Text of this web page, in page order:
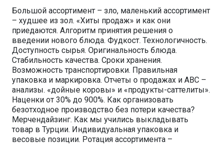
Большой ассортимент – зло, маленький ассортимент
– худшее из зол. «Хиты продаж» и как они
приедаются. Алгоритм принятия решения о
введении нового блюда. Фудкост. Технологичность.
Доступность сырья. Оригинальность блюда.
Стабильность качества. Сроки хранения.
Возможность транспортировки. Правильная
упаковка и маркировка. Отчеты о продажах и АВС –
анализы. «дойные коровы» и «продукты-саттелиты».
Наценки от 30% до 900%. Как организовать
безотходное производство без потери качества?
Мерчендайзинг. Как мы учились выкладывать
товар в Турции. Индивидуальная упаковка и
весовые позиции. Ротация ассортимента –